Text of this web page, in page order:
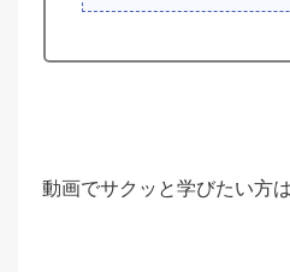
動画でサクッと学びたい方